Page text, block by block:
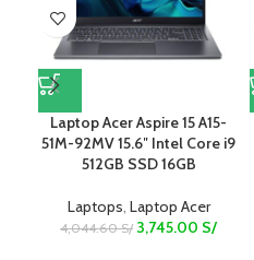
Laptop Acer Aspire 15 A15-
51M-92MV 15.6″ Intel Core i9
512GB SSD 16GB
Laptops, Laptop Acer
4,044.60S/ 3,745.00 S/